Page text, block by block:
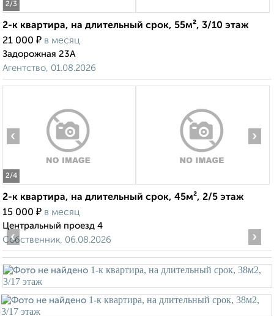
2/3
2-к квартира, на длительный срок, 55м², 3/10 этаж
21 000 ₽ в месяц
Задорожная 23А
Агентство, 01.08.2026
2/4
‹ ›
2-к квартира, на длительный срок, 45м², 2/5 этаж
15 000 ₽ в месяц
Центральный проезд 4
Собственник, 06.08.2026
‹ ›